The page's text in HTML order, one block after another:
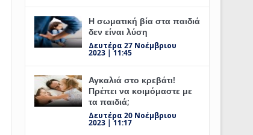
Η σωματική βία στα παιδιά
δεν είναι λύση
Δευτέρα 27 Νοέμβριου
2023 | 11:45
Αγκαλιά στο κρεβάτι!
Πρέπει να κοιμόμαστε με
τα παιδιά;
Δευτέρα 20 Νοέμβριου
2023 | 11:17